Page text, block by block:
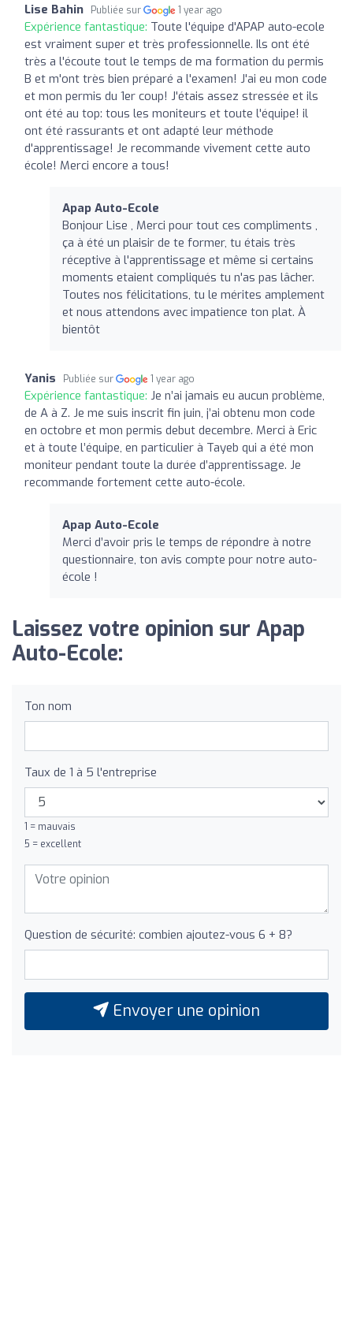
Lise Bahin Publiée sur 1 year ago
Expérience fantastique: Toute l'équipe d'APAP auto-ecole
est vraiment super et très professionnelle. Ils ont été
très a l'écoute tout le temps de ma formation du permis
B et m'ont très bien préparé a l'examen! J'ai eu mon code
et mon permis du 1er coup! J'étais assez stressée et ils
ont été au top: tous les moniteurs et toute l'équipe! il
ont été rassurants et ont adapté leur méthode
d'apprentissage! Je recommande vivement cette auto
école! Merci encore a tous!
Apap Auto-Ecole
Bonjour Lise , Merci pour tout ces compliments ,
ça à été un plaisir de te former, tu étais très
réceptive à l'apprentissage et même si certains
moments etaient compliqués tu n'as pas lâcher.
Toutes nos félicitations, tu le mérites amplement
et nous attendons avec impatience ton plat. À
bientôt
Yanis Publiée sur 1 year ago
Expérience fantastique: Je n’ai jamais eu aucun problème,
de A à Z. Je me suis inscrit fin juin, j’ai obtenu mon code
en octobre et mon permis debut decembre. Merci à Eric
et à toute l’équipe, en particulier à Tayeb qui a été mon
moniteur pendant toute la durée d’apprentissage. Je
recommande fortement cette auto-école.
Apap Auto-Ecole
Merci d’avoir pris le temps de répondre à notre
questionnaire, ton avis compte pour notre auto-
école !
Laissez votre opinion sur Apap
Auto-Ecole:
Ton nom
Taux de 1 à 5 l'entreprise
1 = mauvais
5 = excellent
Question de sécurité: combien ajoutez-vous 6 + 8?
Envoyer une opinion